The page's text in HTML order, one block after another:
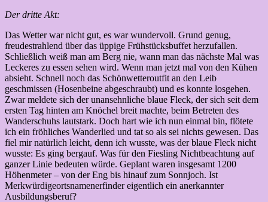
Der dritte Akt:
Das Wetter war nicht gut, es war wundervoll. Grund genug,
freudestrahlend über das üppige Frühstücksbuffet herzufallen.
Schließlich weiß man am Berg nie, wann man das nächste Mal was
Leckeres zu essen sehen wird. Wenn man jetzt mal von den Kühen
absieht. Schnell noch das Schönwetteroutfit an den Leib
geschmissen (Hosenbeine abgeschraubt) und es konnte losgehen.
Zwar meldete sich der unansehnliche blaue Fleck, der sich seit dem
ersten Tag hinten am Knöchel breit machte, beim Betreten des
Wanderschuhs lautstark. Doch hart wie ich nun einmal bin, flötete
ich ein fröhliches Wanderlied und tat so als sei nichts gewesen. Das
fiel mir natürlich leicht, denn ich wusste, was der blaue Fleck nicht
wusste: Es ging bergauf. Was für den Fiesling Nichtbeachtung auf
ganzer Linie bedeuten würde. Geplant waren insgesamt 1200
Höhenmeter – von der Eng bis hinauf zum Sonnjoch. Ist
Merkwürdigeortsnamenerfinder eigentlich ein anerkannter
Ausbildungsberuf?